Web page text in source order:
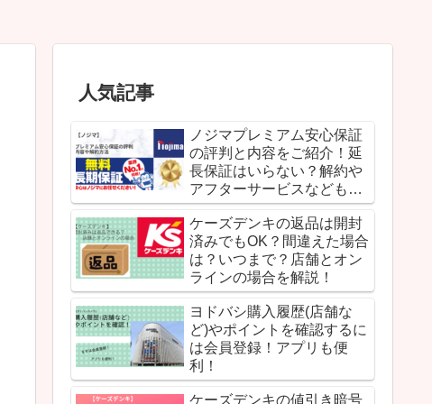
人気記事
ノジマプレミアム安心保証
の評判と内容をご紹介！延
長保証はいらない？解約や
アフターサービスなどもな
ど解説！
ケーズデンキの返品は開封
済みでもOK？間違えた場合
は？いつまで？店舗とオン
ラインの場合を解説！
ヨドバシ購入履歴(店舗な
ど)やポイントを確認するに
は会員登録！アプリも便
利！
ケーズデンキの値引き暗号